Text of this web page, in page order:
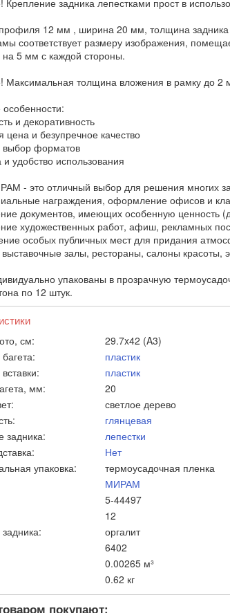
12 мм , ширина 20 мм, толщина задника
соответствует размеру изображения,
5 мм с каждой стороны.
Максимальная толщина вложения в рамку до 2
и декоративность
цена и безупречное качество
выбор форматов
и удобство использования
- это отличный выбор для решения многих
награждения, оформление офисов и
документов, имеющих особенную ценность
художественных работ, афиш, рекламных
особых публичных мест для придания
залы, рестораны, салоны красоты,
упакованы в прозрачную
по 12 штук.
см:
29.7x42 (A3)
пластик
пластик
мм:
20
светлое дерево
глянцевая
задника:
лепестки
Нет
упаковка:
термоусадочная пленка
МИРАМ
5-44497
12
оргалит
6402
0.00265 м³
0.62 кг
покупают: